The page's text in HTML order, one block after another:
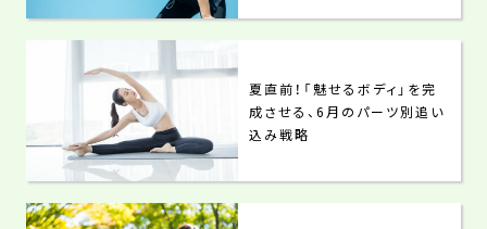
夏直前！「魅せるボディ」を完
成させる、6月のパーツ別追い
込み戦略